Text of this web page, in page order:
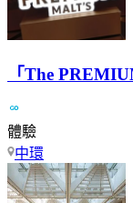
「The
體驗
中環